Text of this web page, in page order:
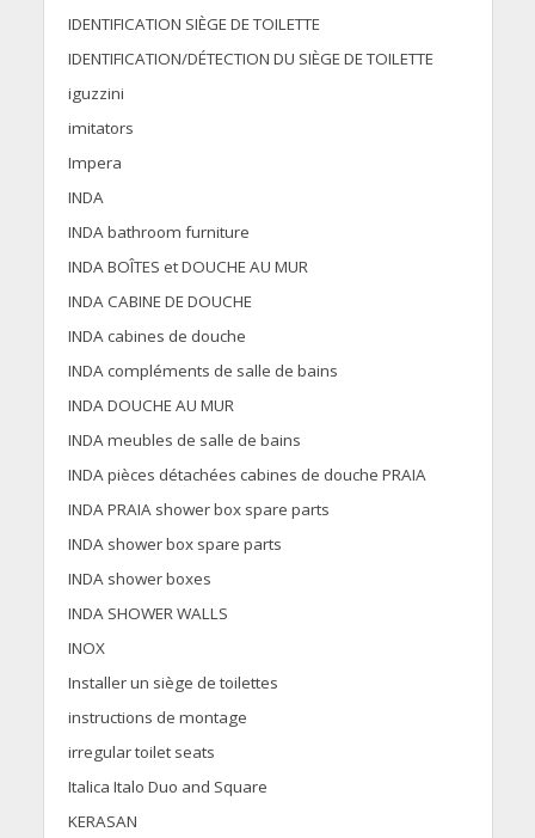
IDENTIFICATION SIÈGE DE TOILETTE
IDENTIFICATION/DÉTECTION DU SIÈGE DE TOILETTE
iguzzini
imitators
Impera
INDA
INDA bathroom furniture
INDA BOÎTES et DOUCHE AU MUR
INDA CABINE DE DOUCHE
INDA cabines de douche
INDA compléments de salle de bains
INDA DOUCHE AU MUR
INDA meubles de salle de bains
INDA pièces détachées cabines de douche PRAIA
INDA PRAIA shower box spare parts
INDA shower box spare parts
INDA shower boxes
INDA SHOWER WALLS
INOX
Installer un siège de toilettes
instructions de montage
irregular toilet seats
Italica Italo Duo and Square
KERASAN